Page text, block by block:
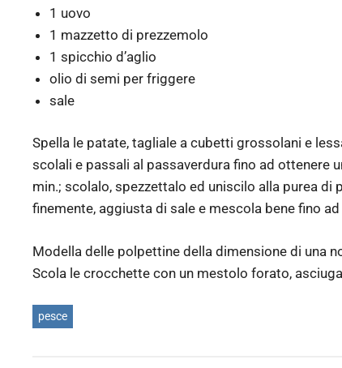
1 uovo
1 mazzetto di prezzemolo
1 spicchio d’aglio
olio di semi per friggere
sale
Spella le patate, tagliale a cubetti grossolani e
scolali e passali al passaverdura fino ad ottenere
min.; scolalo, spezzettalo ed uniscilo alla purea di
finemente, aggiusta di sale e mescola bene fino
Modella delle polpettine della dimensione di una
Scola le crocchette con un mestolo forato,
pesce